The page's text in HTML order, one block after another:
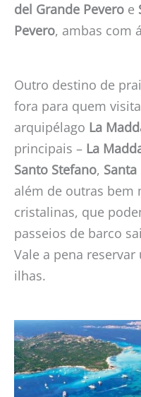
del Grande Pevero e
Pevero, ambas com
Outro destino de
fora para quem
arquipélago La
principais – La
Santo Stefano,
além de outras bem
cristalinas, que
passeios de barco
Vale a pena
ilhas.